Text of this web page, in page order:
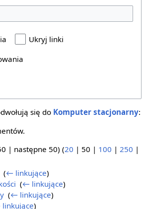
Ukryj linki
się do Komputer stacjonarny:
| następne 50) (20 | 50 | 100 | 250 |
‎(← linkujące)
‎(← linkujące)
‎(← linkujące)
)